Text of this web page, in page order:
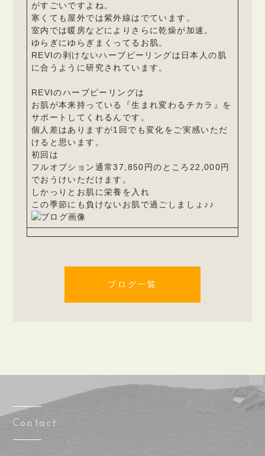
がすごいですよね。
寒くても屋外では紫外線はでています。
室内では暖房などによりさらに乾燥が加速。
ゆらぎにゆらぎまくってるお肌。
REVIの剥けないハーブピーリングは日本人の肌
に合うように研究されています。
REVIのハーブピーリングは
お肌が本来持っている『生まれ変わるチカラ』を
サポートしてくれるんです。
個人差はありますが1回でも変化をご実感いただ
けると思います。
初回は
フルオプション通常37,850円のところ22,000円
でおうけいただけます。
しかっりとお肌に栄養を入れ
この季節にも負けないお肌で過ごしましょ♪♪
ブログ一覧
Contact